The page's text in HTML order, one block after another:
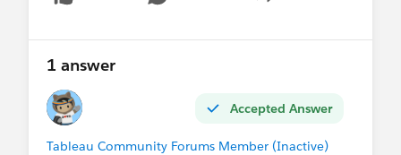
Show menu
1 answer
Accepted Answer
Tableau Community Forums Member (Inactive)